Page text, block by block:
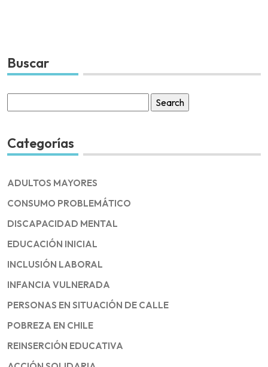
Buscar
for:
Categorías
ADULTOS MAYORES
CONSUMO PROBLEMÁTICO
DISCAPACIDAD MENTAL
EDUCACIÓN INICIAL
INCLUSIÓN LABORAL
INFANCIA VULNERADA
PERSONAS EN SITUACIÓN DE CALLE
POBREZA EN CHILE
REINSERCIÓN EDUCATIVA